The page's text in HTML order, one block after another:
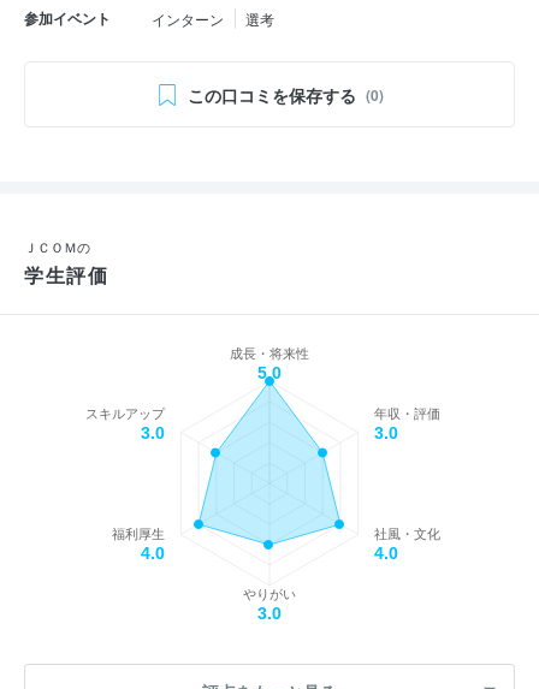
参加イベント インターン 選考
この口コミを保存する (0)
ＪＣＯＭの
学生評価
成長・将来性
5.0
年収・評価
3.0
社風・文化
4.0
やりがい
3.0
福利厚生
4.0
スキルアップ
3.0